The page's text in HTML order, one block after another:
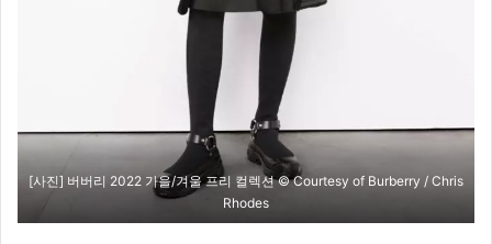
[사진] 버버리 2022 가을/겨울 프리 컬렉션 © Courtesy of Burberry / Chris
Rhodes